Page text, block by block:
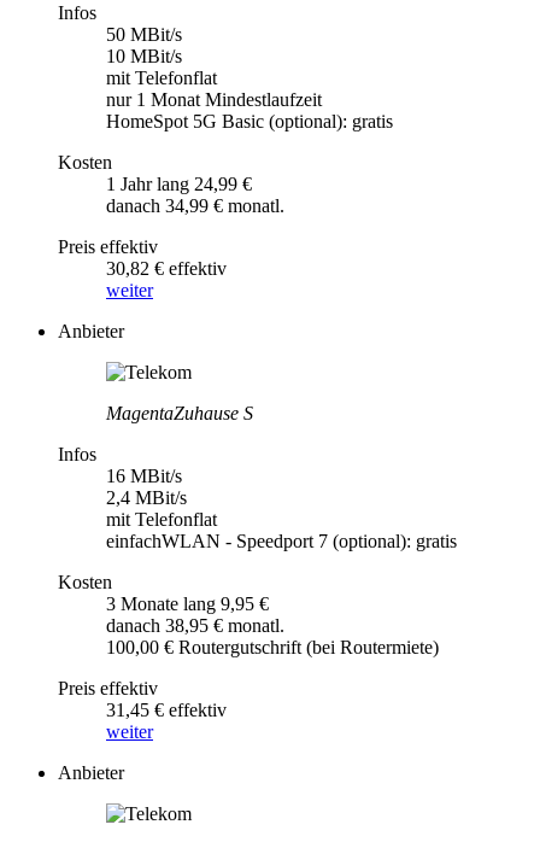
Infos
50 MBit/s
10 MBit/s
mit Telefonflat
nur 1 Monat Mindestlaufzeit
HomeSpot 5G Basic (optional): gratis
Kosten
1 Jahr lang 24,99 €
danach 34,99 € monatl.
Preis effektiv
30,82 € effektiv
weiter
Anbieter
MagentaZuhause S
Infos
16 MBit/s
2,4 MBit/s
mit Telefonflat
einfachWLAN - Speedport 7 (optional): gratis
Kosten
3 Monate lang 9,95 €
danach 38,95 € monatl.
100,00 € Routergutschrift (bei Routermiete)
Preis effektiv
31,45 € effektiv
weiter
Anbieter